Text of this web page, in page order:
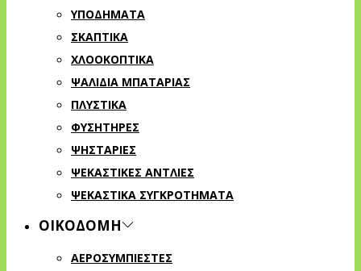
ΥΠΟΔΗΜΑΤΑ
ΣΚΑΠΤΙΚΑ
ΧΛΟΟΚΟΠΤΙΚΑ
ΨΑΛΙΔΙΑ ΜΠΑΤΑΡΙΑΣ
ΠΛΥΣΤΙΚΑ
ΦΥΣΗΤΗΡΕΣ
ΨΗΣΤΑΡΙΕΣ
ΨΕΚΑΣΤΙΚΕΣ ΑΝΤΛΙΕΣ
ΨΕΚΑΣΤΙΚΑ ΣΥΓΚΡΟΤΗΜΑΤΑ
ΟΙΚΟΔΟΜΗ
ΑΕΡΟΣΥΜΠΙΕΣΤΕΣ